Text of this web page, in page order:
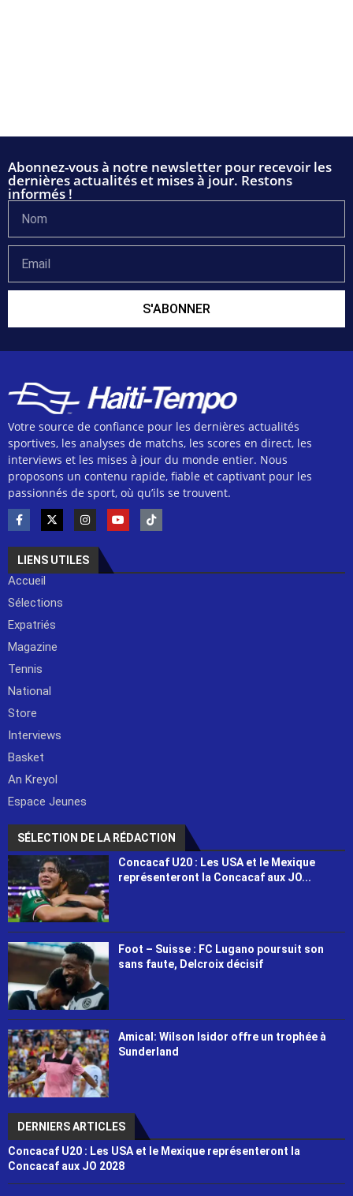
Abonnez-vous à notre newsletter pour recevoir les
dernières actualités et mises à jour. Restons
informés !
S'ABONNER
Votre source de confiance pour les dernières actualités
sportives, les analyses de matchs, les scores en direct, les
interviews et les mises à jour du monde entier. Nous
proposons un contenu rapide, fiable et captivant pour les
passionnés de sport, où qu’ils se trouvent.
LIENS UTILES
Accueil
Sélections
Expatriés
Magazine
Tennis
National
Store
Interviews
Basket
An Kreyol
Espace Jeunes
SÉLECTION DE LA RÉDACTION
Concacaf U20 : Les USA et le Mexique
représenteront la Concacaf aux JO...
Foot – Suisse : FC Lugano poursuit son
sans faute, Delcroix décisif
Amical: Wilson Isidor offre un trophée à
Sunderland
DERNIERS ARTICLES
Concacaf U20 : Les USA et le Mexique représenteront la
Concacaf aux JO 2028